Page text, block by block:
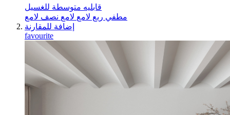
قابليه متوسطة للغسيل
مطفي ربع لامع لامع نصف لامع
إضافة للمقارنة
favourite